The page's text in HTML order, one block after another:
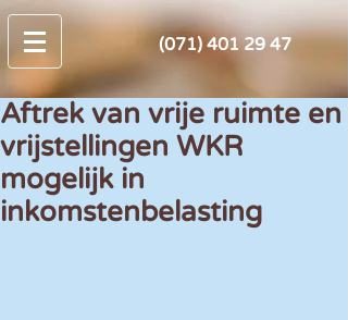
(071) 401 29 47
Aftrek van vrije ruimte en
vrijstellingen WKR
mogelijk in
inkomstenbelasting